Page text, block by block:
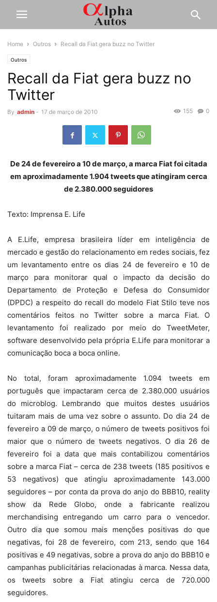
Home Outros Recall da Fiat gera buzz no Twitter
Outros
Recall da Fiat gera buzz no
Twitter
By admin - 17 de março de 2010 0
155
De 24 de fevereiro a 10 de março, a marca Fiat foi citada
em aproximadamente 1.904 tweets que atingiram cerca
de 2.380.000 seguidores
Texto: Imprensa E. Life
A E.Life, empresa brasileira líder em inteligência de
mercado e gestão do relacionamento em redes sociais, fez
um levantamento entre os dias 24 de fevereiro e 10 de
março para monitorar qual o impacto da decisão do
Departamento de Proteção e Defesa do Consumidor
(DPDC) a respeito do recall do modelo Fiat Stilo teve nos
comentários feitos no Twitter sobre a marca Fiat. O
levantamento foi realizado por meio do TweetMeter,
software desenvolvido pela própria E.Life para monitorar a
comunicação boca a boca online.
No total, foram aproximadamente 1.094 tweets em
português que impactaram cerca de 2.380.000 usuários
do microblog. Lembrando que muitos destes usuários
tuitaram mais de uma vez sobre o assunto. Do dia 24 de
fevereiro a 09 de março, o número de tweets positivos foi
maior que o número de tweets negativos. O dia 26 de
fevereiro foi a data que mais contabilizou comentários
sobre a marca Fiat – cerca de 238 tweets (185 positivos e
53 negativos) que atingiu aproximadamente 143.000
seguidores – por conta da prova do anjo do BBB10, reality
show da Rede Globo, onde a fabricante realizou
merchandising entregando um carro para o vencedor.
Outro dia que somou mais menções positivas do que
negativas, foi 28 de fevereiro, com 213, sendo que 164
positivas e 49 negativas, sobre a prova do anjo do BBB10 e
campanhas publicitárias relacionadas à marca. Nessa data,
os tweets sobre a Fiat atingiu cerca de 720.000
seguidores.